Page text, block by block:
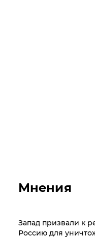
Мнения
Запад призвали к
Россию для